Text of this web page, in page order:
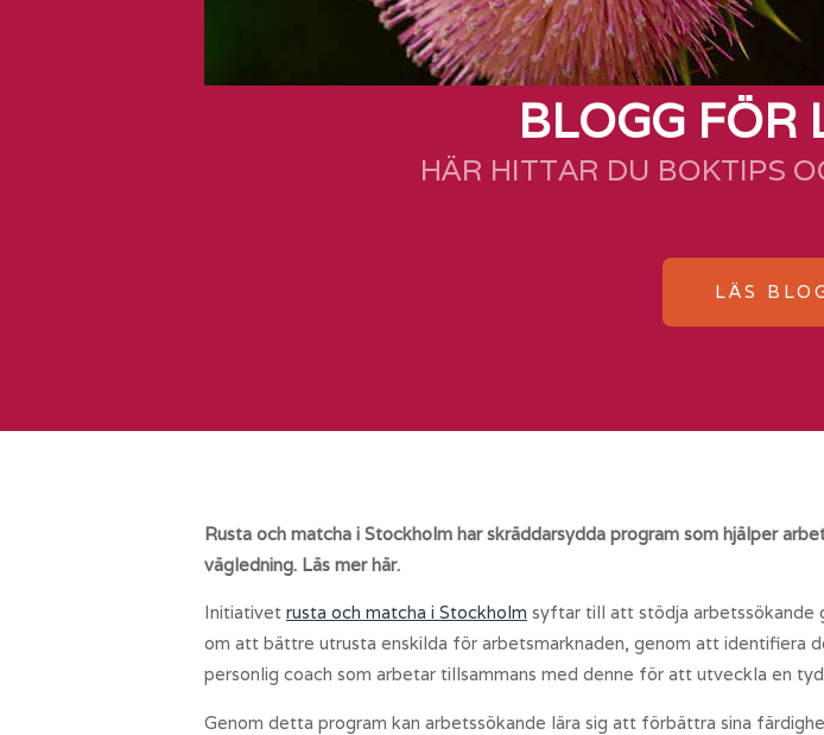
BLOGG FÖR
HÄR HITTAR DU BOKTIPS
LÄS
Rusta och matcha i Stockholm har skräddarsydda program som hjälper
vägledning. Läs mer här.
Initiativet rusta och matcha i Stockholm syftar till att stödja arbetssökande
om att bättre utrusta enskilda för arbetsmarknaden, genom att identifiera
personlig coach som arbetar tillsammans med denne för att utveckla en
Genom detta program kan arbetssökande lära sig att förbättra sina